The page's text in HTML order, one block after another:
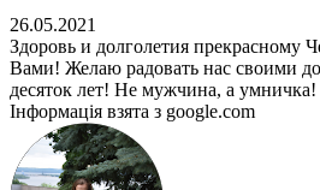
26.05.2021
Здоровь и долголетия прекрасному
Вами! Желаю радовать нас своими
десяток лет! Не мужчина, а
Інформація взята з google.com